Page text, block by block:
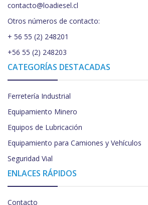
contacto@loadiesel.cl
Otros números de contacto:
+ 56 55 (2) 248201
+56 55 (2) 248203
CATEGORÍAS DESTACADAS
Ferretería Industrial
Equipamiento Minero
Equipos de Lubricación
Equipamiento para Camiones y Vehículos
Seguridad Vial
ENLACES RÁPIDOS
Contacto